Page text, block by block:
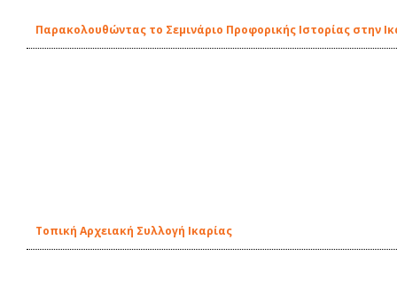
Παρακολουθώντας το Σεμινάριο Προφορικής Ιστορίας στην
Τοπική Αρχειακή Συλλογή Ικαρίας